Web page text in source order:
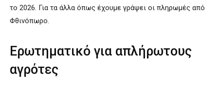
το 2026. Για τα άλλα όπως έχουμε γράψει οι πληρωμές από
Φθινόπωρο.
Ερωτηματικό για απλήρωτους
αγρότες